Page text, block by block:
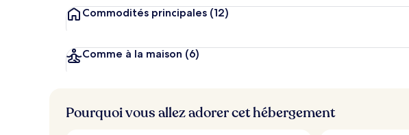
Commodités principales (12)
Comme à la maison (6)
Pourquoi vous allez adorer cet hébergement